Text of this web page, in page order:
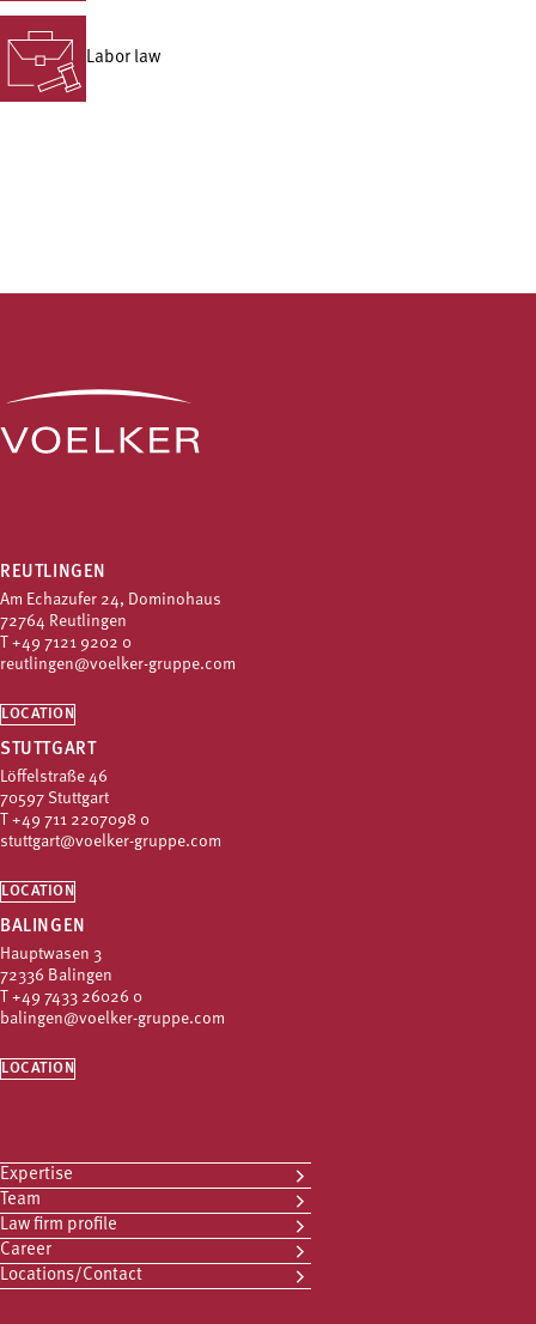
Labor law
REUTLINGEN
Am Echazufer 24, Dominohaus
72764 Reutlingen
T +49 7121 9202 0
reutlingen@voelker-gruppe.com
LOCATION
STUTTGART
Löffelstraße 46
70597 Stuttgart
T +49 711 2207098 0
stuttgart@voelker-gruppe.com
LOCATION
BALINGEN
Hauptwasen 3
72336 Balingen
T +49 7433 26026 0
balingen@voelker-gruppe.com
LOCATION
Expertise
Team
Law firm profile
Career
Locations/Contact